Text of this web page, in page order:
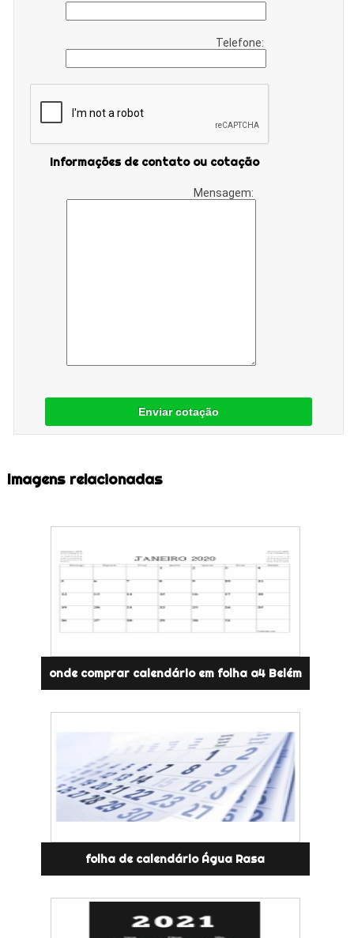
Telefone:
Informações de contato ou cotação
Mensagem:
Enviar cotação
Imagens relacionadas
onde comprar calendário em folha a4 Belém
folha de calendário Água Rasa